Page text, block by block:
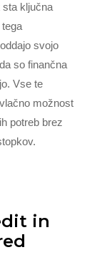
sta ključna
svojo
so finančna
Vse te
možnost
potreb brez
in